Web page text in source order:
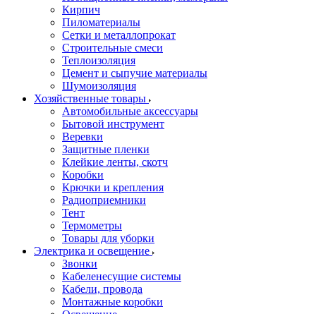
Кирпич
Пиломатериалы
Сетки и металлопрокат
Строительные смеси
Теплоизоляция
Цемент и сыпучие материалы
Шумоизоляция
Хозяйственные товары
Автомобильные аксессуары
Бытовой инструмент
Веревки
Защитные пленки
Клейкие ленты, скотч
Коробки
Крючки и крепления
Радиоприемники
Тент
Термометры
Товары для уборки
Электрика и освещение
Звонки
Кабеленесущие системы
Кабели, провода
Монтажные коробки